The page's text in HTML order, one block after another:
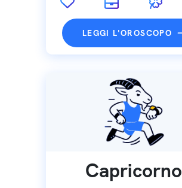
LEGGI L'OROSCOPO
Capricorno